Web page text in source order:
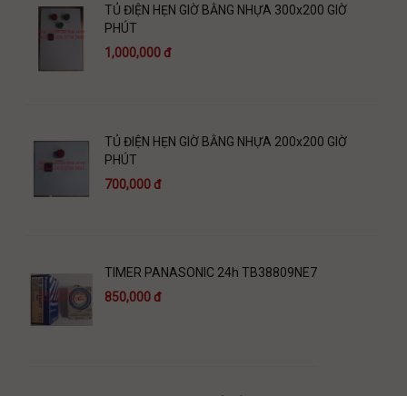
TỦ ĐIỆN HẸN GIỜ BẰNG NHỰA 300x200 GIỜ
PHÚT
1,000,000 đ
TỦ ĐIỆN HẸN GIỜ BẰNG NHỰA 200x200 GIỜ
PHÚT
700,000 đ
TIMER PANASONIC 24h TB38809NE7
850,000 đ